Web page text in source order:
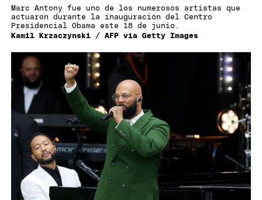
Kamil Krzaczynski / AFP vía Getty Images
Marc Antony fue uno de los numerosos artistas que
actuaron durante la inauguración del Centro
Presidencial Obama este 18 de junio.